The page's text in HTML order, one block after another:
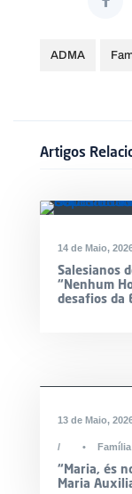
ADMA
Artigos
14 de Maio,
Salesianos
“Nenhum
desafios da
13 de Maio,
•
“Maria, és
Maria